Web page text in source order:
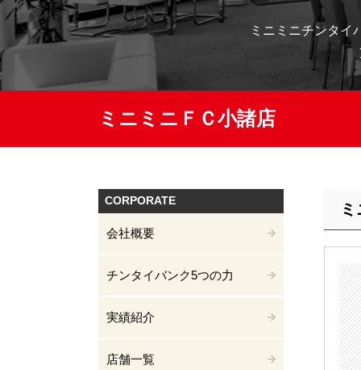
ミニミニチンタイ
ミニミニＦＣ小諸店
CORPORATE
会社概要
チンタイバンク5つの力
実績紹介
店舗一覧